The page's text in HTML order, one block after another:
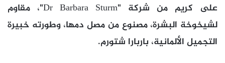
على كريم من شركة "Dr Barbara Sturm"، مقاوم
لشيخوخة البشرة، مصنوع من مصل دمها، وطورته خبيرة
التجميل الألمانية، باربارا شتورم.